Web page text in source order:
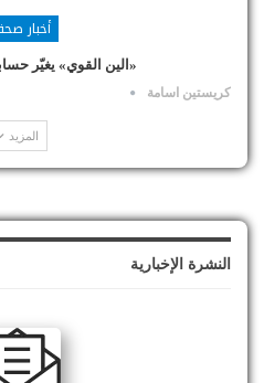
أخبار
«الين القوي» يغيّر
كريستين اسامة
المزيد
النشرة الإخبارية